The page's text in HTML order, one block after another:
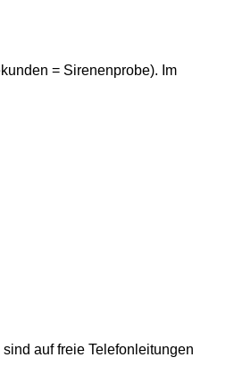
= Sirenenprobe). Im
auf freie Telefonleitungen